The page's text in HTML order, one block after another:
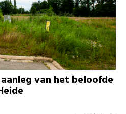
van het beloofde